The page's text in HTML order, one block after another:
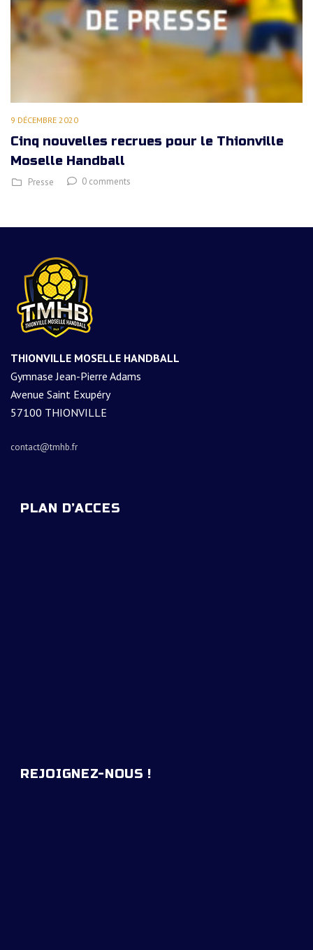
9 DÉCEMBRE 2020
Cinq nouvelles recrues pour le Thionville
Moselle Handball
Presse 0 comments
THIONVILLE MOSELLE HANDBALL
Gymnase Jean-Pierre Adams
Avenue Saint Exupéry
57100 THIONVILLE
contact@tmhb.fr
PLAN D’ACCES
REJOIGNEZ-NOUS !